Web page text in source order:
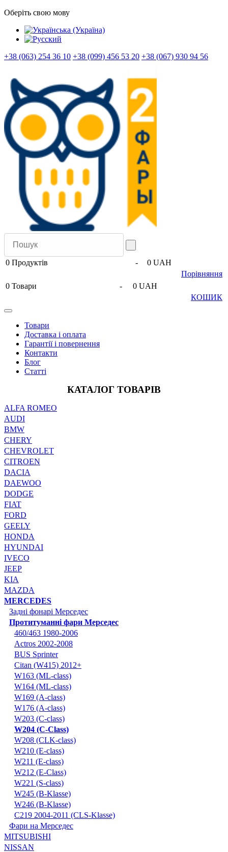
Оберіть свою мову
+38 (063) 254 36 10 +38 (099) 456 53 20 +38 (067) 930 94 56
0 Продуктів -
0 UAH
Порівняння
0 Товари -
0 UAH
КОШИК
Товари
Доставка і оплата
Гарантії і повернення
Контакти
Блог
Статті
КАТАЛОГ ТОВАРІВ
ALFA ROMEO
AUDI
BMW
CHERY
CHEVROLET
CITROEN
DACIA
DAEWOO
DODGE
FIAT
FORD
GEELY
HONDA
HYUNDAI
IVECO
JEEP
KIA
MAZDA
MERCEDES
Задні фонарі Мерседес
Протитуманні фари Мерседес
460/463 1980-2006
Actros 2002-2008
BUS Sprinter
Citan (W415) 2012+
W163 (ML-class)
W164 (ML-class)
W169 (A-class)
W176 (A-class)
W203 (C-class)
W204 (C-Class)
W208 (CLK-class)
W210 (E-class)
W211 (E-class)
W212 (E-Class)
W221 (S-class)
W245 (B-Klasse)
W246 (B-Klasse)
С219 2004-2011 (CLS-Klasse)
Фари на Мерседес
MITSUBISHI
NISSAN